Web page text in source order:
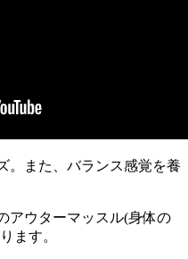
。また、 バランス感覚を養
アウターマッスル(身体の
ます。